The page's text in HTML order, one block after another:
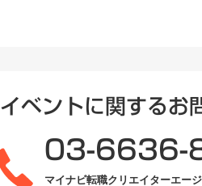
イベントに関するお
03-6636-
マイナビ転職クリエイターエー